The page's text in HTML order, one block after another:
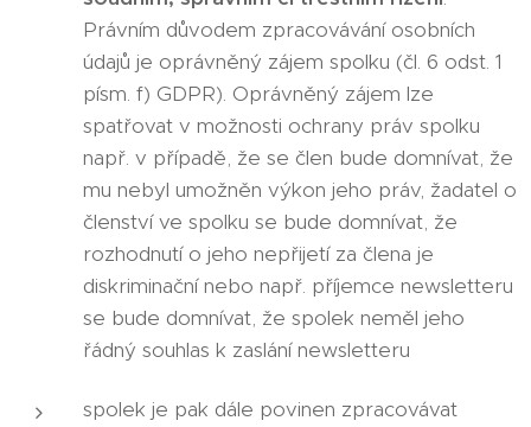
Právním důvodem zpracovávání osobních
údajů je oprávněný zájem spolku (čl. 6 odst. 1
písm. f) GDPR). Oprávněný zájem lze
spatřovat v možnosti ochrany práv spolku
např. v případě, že se člen bude domnívat, že
mu nebyl umožněn výkon jeho práv, žadatel o
členství ve spolku se bude domnívat, že
rozhodnutí o jeho nepřijetí za člena je
diskriminační nebo např. příjemce newsletteru
se bude domnívat, že spolek neměl jeho
řádný souhlas k zaslání newsletteru
spolek je pak dále povinen zpracovávat